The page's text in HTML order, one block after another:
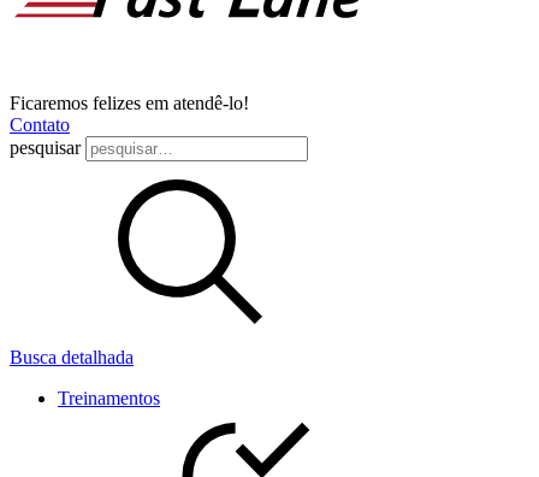
Ficaremos felizes em atendê-lo!
Contato
pesquisar
Busca detalhada
Treinamentos